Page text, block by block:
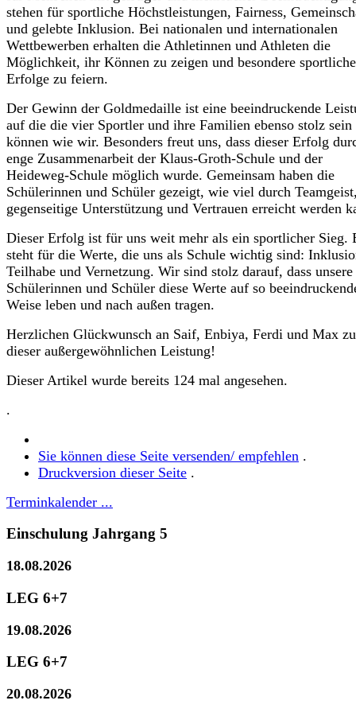
stehen für sportliche Höchstleistungen, Fairness,
und gelebte Inklusion. Bei nationalen und internationalen
Wettbewerben erhalten die Athletinnen und Athleten die
Möglichkeit, ihr Können zu zeigen und besondere sportliche
Erfolge zu feiern.
Der Gewinn der Goldmedaille ist eine beeindruckende
auf die die vier Sportler und ihre Familien ebenso stolz sein
können wie wir. Besonders freut uns, dass dieser Erfolg
enge Zusammenarbeit der Klaus-Groth-Schule und der
Heideweg-Schule möglich wurde. Gemeinsam haben die
Schülerinnen und Schüler gezeigt, wie viel durch
gegenseitige Unterstützung und Vertrauen erreicht werden
Dieser Erfolg ist für uns weit mehr als ein sportlicher Sieg.
steht für die Werte, die uns als Schule wichtig sind:
Teilhabe und Vernetzung. Wir sind stolz darauf, dass unsere
Schülerinnen und Schüler diese Werte auf so
Weise leben und nach außen tragen.
Herzlichen Glückwunsch an Saif, Enbiya, Ferdi und Max zu
dieser außergewöhnlichen Leistung!
Dieser Artikel wurde bereits 124 mal angesehen.
.
Sie können diese Seite versenden/ empfehlen .
Druckversion dieser Seite .
Terminkalender ...
Einschulung Jahrgang 5
18.08.2026
LEG 6+7
19.08.2026
LEG 6+7
20.08.2026